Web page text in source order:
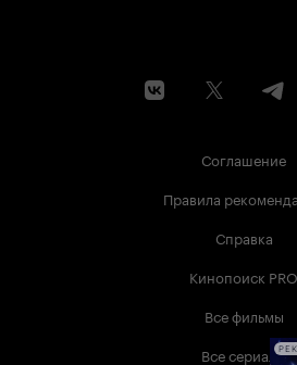
дальнейшем Бен развил, углубил и
Соглашение
Правила
Справка
Кинопоиск PRO
Все фильмы
Все сериалы